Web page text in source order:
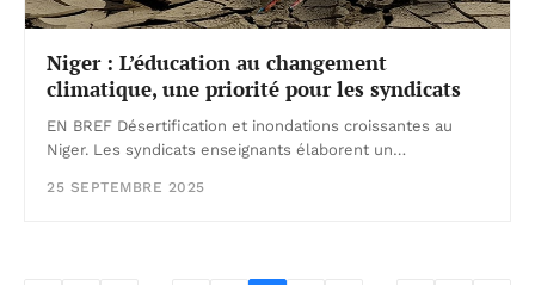
Niger : L’éducation au changement
climatique, une priorité pour les syndicats
EN BREF Désertification et inondations croissantes au
Niger. Les syndicats enseignants élaborent un…
25 SEPTEMBRE 2025